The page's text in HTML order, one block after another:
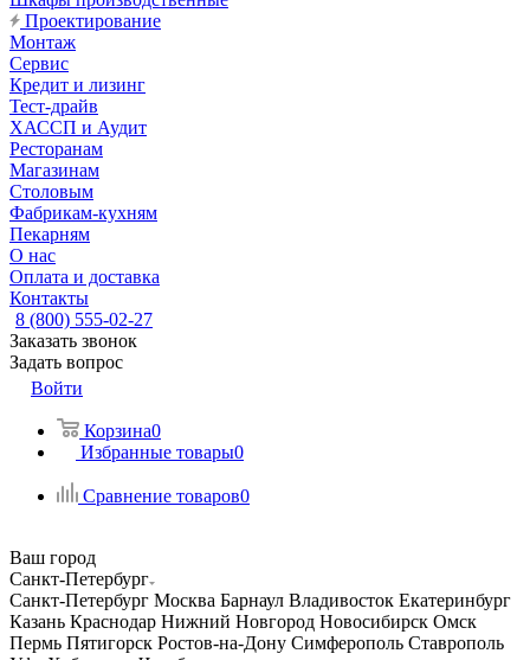
Проектирование
Монтаж
Сервис
Кредит и лизинг
Тест-драйв
ХАССП и Аудит
Ресторанам
Магазинам
Столовым
Фабрикам-кухням
Пекарням
О нас
Оплата и доставка
Контакты
8 (800) 555-02-27
Заказать звонок
Задать вопрос
Войти
Корзина0
Избранные товары0
Сравнение товаров0
Ваш город
Санкт-Петербург
Санкт-Петербург Москва Барнаул Владивосток Екатеринбург
Казань Краснодар Нижний Новгород Новосибирск Омск
Пермь Пятигорск Ростов-на-Дону Симферополь Ставрополь